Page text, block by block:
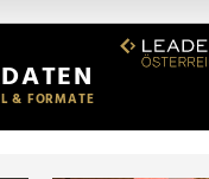
und Analysen weiter.
bereitgestellt